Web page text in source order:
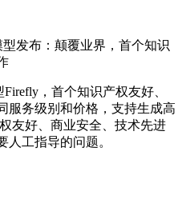
发布：颠覆业界，首个知识
，首个知识产权友好、
服务级别和价格，支持生成高
友好、商业安全、技术先进
人工指导的问题。